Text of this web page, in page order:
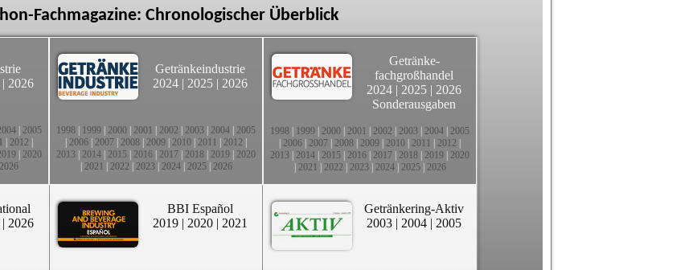
Fachmagazine: Chronologischer Überblick
| 2026
2005
2012
2020
2026
Getränkeindustrie
2024 | 2025 | 2026
1998 1999 2000 2001 2002 2003 2004 2005
2006 2007 2008 2009 2010 2011 2012
2013 2014 2015 2016 2017 2018 2019 2020
2021 2022 2023| 2024| 2025| 2026
Getränke-
fachgroßhandel
2024 | 2025 | 2026
Sonderausgaben
1998 1999 2000 2001 2002 2003 2004 2005
2006 2007 2008 2009 2010 2011 2012
2013 2014 2015 2016 2017 2018 2019 2020
2021 2022 2023| 2024| 2025| 2026
| 2026
BBI Español
2019 | 2020 | 2021
Getränkering-Aktiv
2003 | 2004 | 2005